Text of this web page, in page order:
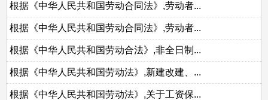
根据《中华人民共和国劳动合同法》,劳动者...
根据《中华人民共和国劳动合同法》,劳动者...
根据《中华人民共和国劳动合法》,非全日制...
根据《中华人民共和国劳动法》,新建改建、...
根据《中华人民共和国劳动法》,关于工资保...